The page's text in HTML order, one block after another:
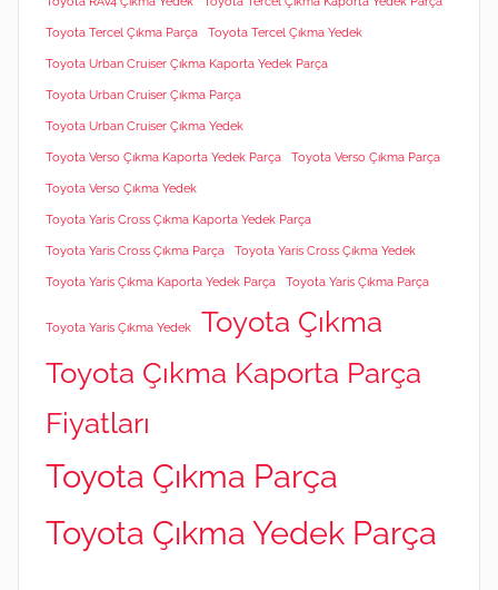
Toyota Tercel Çıkma Parça Toyota Tercel Çıkma Yedek
Toyota Urban Cruiser Çıkma Kaporta Yedek Parça
Toyota Urban Cruiser Çıkma Parça
Toyota Urban Cruiser Çıkma Yedek
Toyota Verso Çıkma Kaporta Yedek Parça Toyota Verso Çıkma Parça
Toyota Verso Çıkma Yedek
Toyota Yaris Cross Çıkma Kaporta Yedek Parça
Toyota Yaris Cross Çıkma Parça Toyota Yaris Cross Çıkma Yedek
Toyota Yaris Çıkma Kaporta Yedek Parça Toyota Yaris Çıkma Parça
Toyota Yaris Çıkma Yedek
Toyota Çıkma
Toyota Çıkma Kaporta Parça
Fiyatları
Toyota Çıkma Parça
Toyota Çıkma Yedek Parça